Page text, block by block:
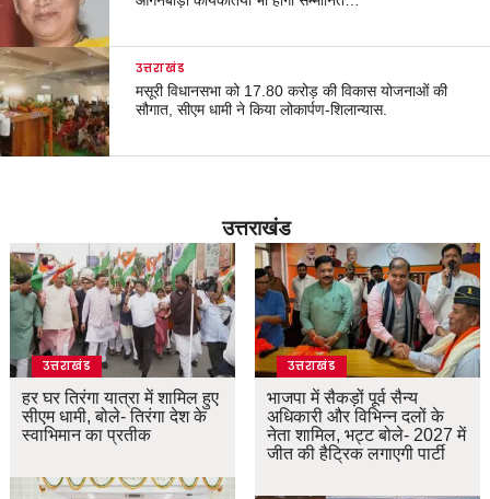
उत्तराखंड
मसूरी विधानसभा को 17.80 करोड़ की विकास योजनाओं की
सौगात, सीएम धामी ने किया लोकार्पण-शिलान्यास.
उत्तराखंड
उत्तराखंड
हर घर तिरंगा यात्रा में शामिल हुए
सीएम धामी, बोले- तिरंगा देश के
स्वाभिमान का प्रतीक
उत्तराखंड
भाजपा में सैकड़ों पूर्व सैन्य
अधिकारी और विभिन्न दलों के
नेता शामिल, भट्ट बोले- 2027 में
जीत की हैट्रिक लगाएगी पार्टी